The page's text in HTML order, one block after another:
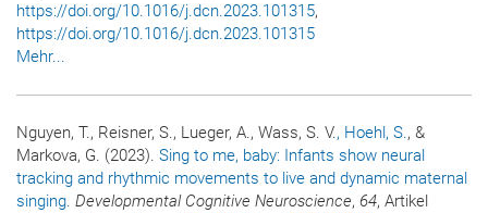
https://doi.org/10.1016/j.dcn.2023.101315,
https://doi.org/10.1016/j.dcn.2023.101315
Mehr...
Nguyen, T., Reisner, S., Lueger, A., Wass, S. V., Hoehl, S., &
Markova, G. (2023). Sing to me, baby: Infants show neural
tracking and rhythmic movements to live and dynamic maternal
singing. Developmental Cognitive Neuroscience, 64, Artikel